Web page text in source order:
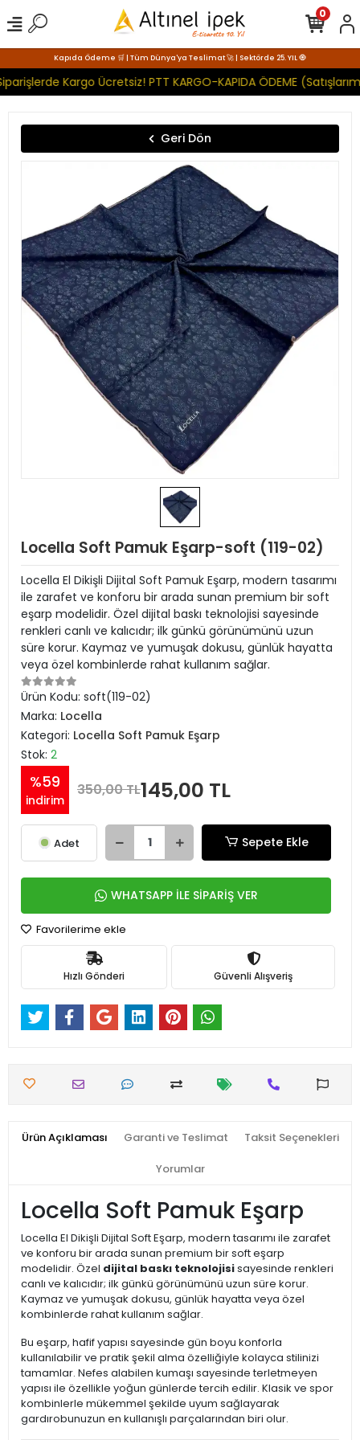
Kapıda Ödeme 🛒 | Tüm Dünya'ya Teslimat 🚀 | Sektörde 25. YIL 🧿
Kargo Ücretsiz! PTT KARGO-KAPIDA ÖDEME
0
Geri Dön
Locella Soft Pamuk Eşarp-soft (119-02)
Locella El Dikişli Dijital Soft Pamuk Eşarp, modern tasarımı
ile zarafet ve konforu bir arada sunan premium bir soft
eşarp modelidir. Özel dijital baskı teknolojisi sayesinde
renkleri canlı ve kalıcıdır; ilk günkü görünümünü uzun
süre korur. Kaymaz ve yumuşak dokusu, günlük hayatta
veya özel kombinlerde rahat kullanım sağlar.
Ürün Kodu: soft(119-02)
Marka: Locella
Kategori: Locella Soft Pamuk Eşarp
Stok: 2
%59
indirim
350,00 TL145,00 TL
Adet Sepete Ekle
WHATSAPP İLE SİPARİŞ VER
Favorilerime ekle
Hızlı Gönderi Güvenli Alışveriş
Ürün Açıklaması Garanti ve Teslimat Taksit Seçenekleri
Yorumlar
Locella Soft Pamuk Eşarp
Locella El Dikişli Dijital Soft Eşarp, modern tasarımı ile zarafet
ve konforu bir arada sunan premium bir soft eşarp
modelidir. Özel dijital baskı teknolojisisayesinde renkleri
canlı ve kalıcıdır; ilk günkü görünümünü uzun süre korur.
Kaymaz ve yumuşak dokusu, günlük hayatta veya özel
kombinlerde rahat kullanım sağlar.
Bu eşarp, hafif yapısı sayesinde gün boyu konforla
kullanılabilir ve pratik şekil alma özelliğiyle kolayca stilinizi
tamamlar. Nefes alabilen kumaşı sayesinde terletmeyen
yapısı ile özellikle yoğun günlerde tercih edilir. Klasik ve spor
kombinlerle mükemmel şekilde uyum sağlayarak
gardırobunuzun en kullanışlı parçalarından biri olur.